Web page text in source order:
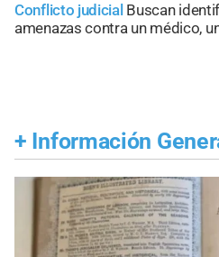
Conflicto judicial Buscan
amenazas contra un médico,
+ Información